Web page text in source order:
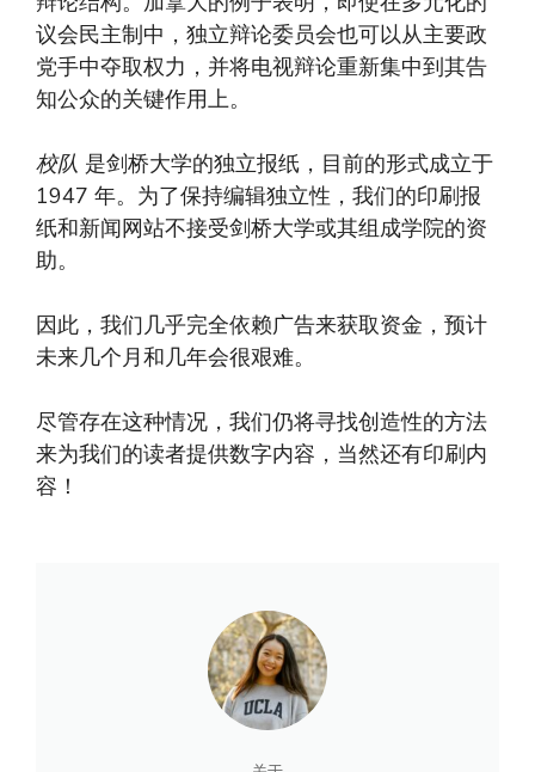
议会民主制中，独立辩论委员会也可以从主要政
党手中夺取权力，并将电视辩论重新集中到其告
知公众的关键作用上。
校队 是剑桥大学的独立报纸，目前的形式成立于
1947 年。为了保持编辑独立性，我们的印刷报
纸和新闻网站不接受剑桥大学或其组成学院的资
助。
因此，我们几乎完全依赖广告来获取资金，预计
未来几个月和几年会很艰难。
尽管存在这种情况，我们仍将寻找创造性的方法
来为我们的读者提供数字内容，当然还有印刷内
容！